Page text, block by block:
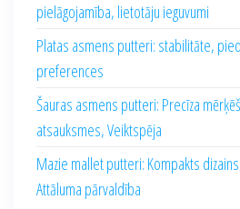
pielāgojamība, lietotāju ieguvumi
Platas asmens putteri: stabilitāte,
preferences
Šauras asmens putteri: Precīza
atsauksmes, Veiktspēja
Mazie mallet putteri: Kompakts
Attāluma pārvaldība